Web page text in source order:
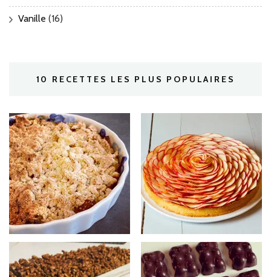
Vanille (16)
10 RECETTES LES PLUS POPULAIRES